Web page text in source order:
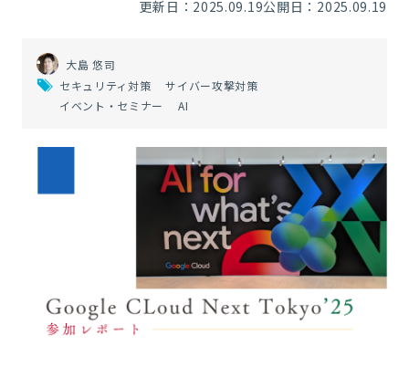
更新日：2025.09.19公開日：2025.09.19
大島 悠司
セキュリティ対策
サイバー攻撃対策
イベント・セミナー
AI